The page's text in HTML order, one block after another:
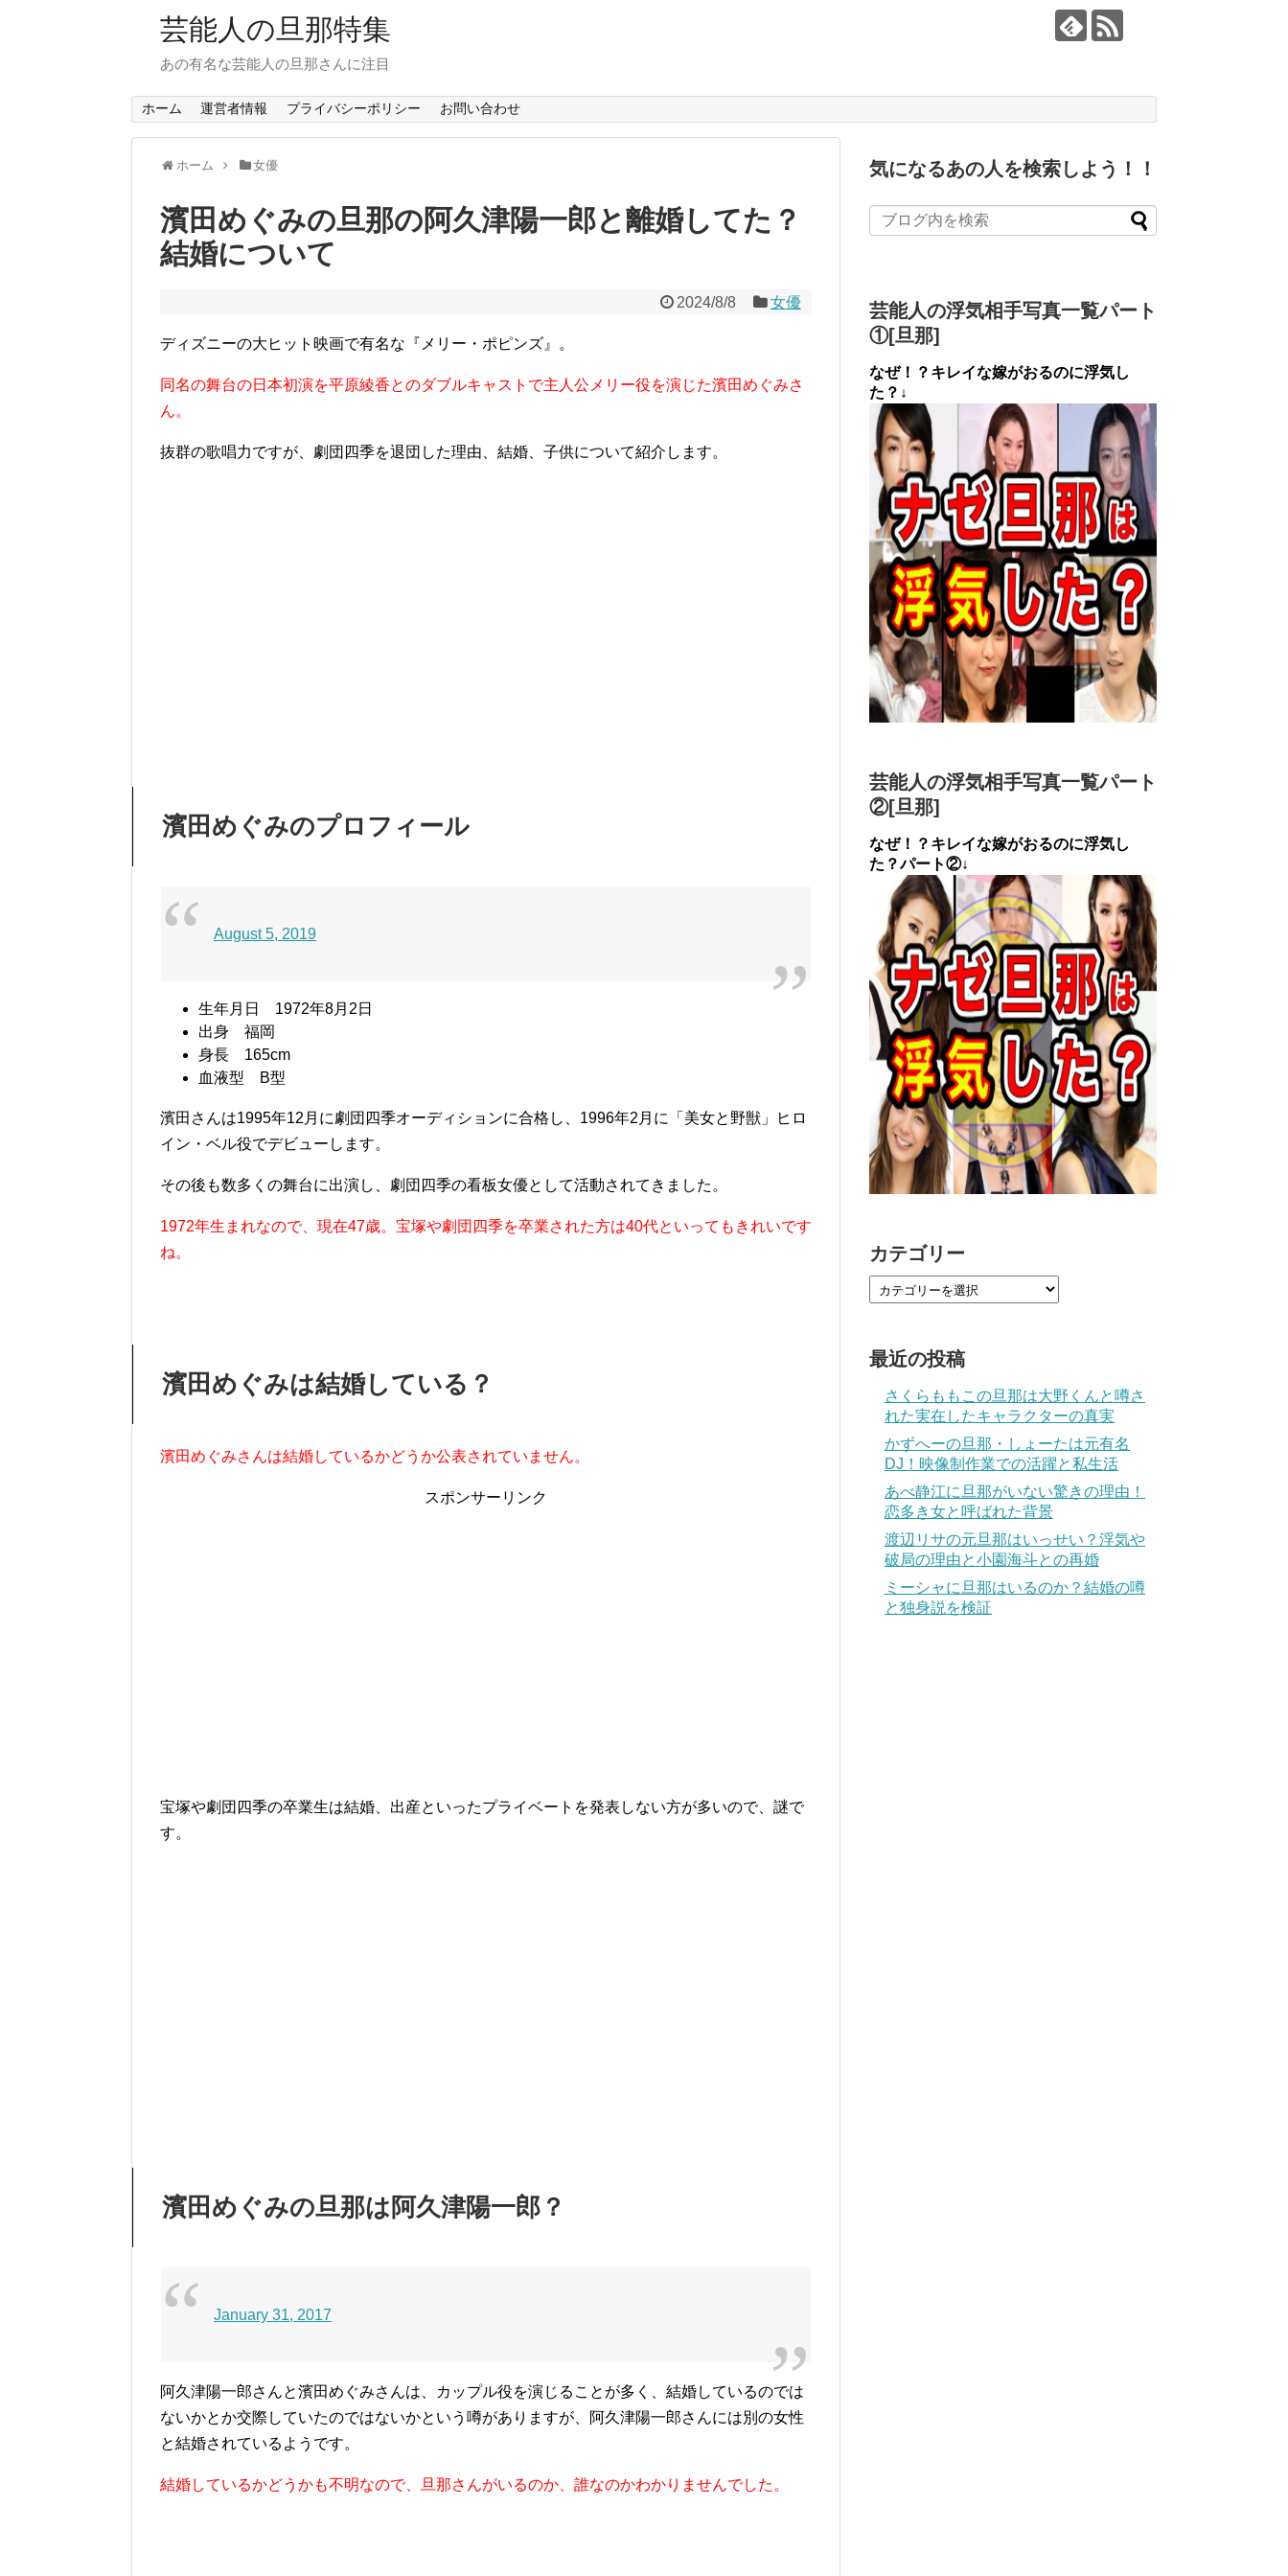
芸能人の旦那特集
あの有名な芸能人の旦那さんに注目
ホーム 運営者情報 プライバシーポリシー お問い合わせ
ホーム 女優
濱田めぐみの旦那の阿久津陽一郎と離婚してた？
結婚について
2024/8/8 女優
ディズニーの大ヒット映画で有名な『メリー・ポピンズ』。
同名の舞台の日本初演を平原綾香とのダブルキャストで主人公メリー役を演じた濱田めぐみさ
ん。
抜群の歌唱力ですが、劇団四季を退団した理由、結婚、子供について紹介します。
濱田めぐみのプロフィール
August 5, 2019
生年月日 1972年8月2日
出身 福岡
身長 165cm
血液型 B型
濱田さんは1995年12月に劇団四季オーディションに合格し、1996年2月に「美女と野獣」ヒロ
イン・ベル役でデビューします。
その後も数多くの舞台に出演し、劇団四季の看板女優として活動されてきました。
1972年生まれなので、現在47歳。宝塚や劇団四季を卒業された方は40代といってもきれいです
ね。
濱田めぐみは結婚している？
濱田めぐみさんは結婚しているかどうか公表されていません。
スポンサーリンク
宝塚や劇団四季の卒業生は結婚、出産といったプライベートを発表しない方が多いので、謎で
す。
濱田めぐみの旦那は阿久津陽一郎？
January 31, 2017
阿久津陽一郎さんと濱田めぐみさんは、カップル役を演じることが多く、結婚しているのでは
ないかとか交際していたのではないかという噂がありますが、
阿久津陽一郎さんには別の女性
と結婚されている ようです。
結婚しているかどうかも不明なので、旦那さんがいるのか、誰なのかわかりませんでした。
気になるあの人を検索しよう！！
芸能人の浮気相手写真一覧パート
①[旦那]
なぜ！？キレイな嫁がおるのに浮気し
た？↓
芸能人の浮気相手写真一覧パート
②[旦那]
なぜ！？キレイな嫁がおるのに浮気し
た？パート②↓
カテゴリー
最近の投稿
さくらももこの旦那は大野くんと噂さ
れた実在したキャラクターの真実
かずへーの旦那・しょーたは元有名
DJ！映像制作業での活躍と私生活
あべ静江に旦那がいない驚きの理由！
恋多き女と呼ばれた背景
渡辺リサの元旦那はいっせい？浮気や
破局の理由と小園海斗との再婚
ミーシャに旦那はいるのか？結婚の噂
と独身説を検証